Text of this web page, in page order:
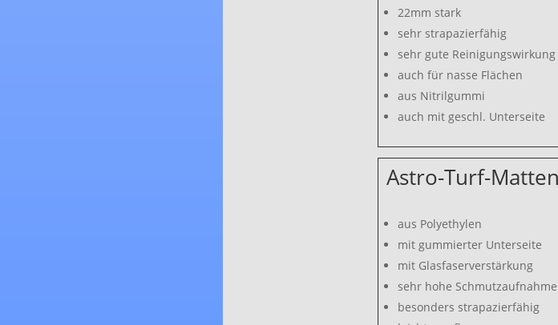
22mm stark
sehr strapazierfähig
sehr gute Reinigungswirkung
auch für nasse Flächen
aus Nitrilgummi
auch mit geschl. Unterseite
Astro-Turf-Matten
aus Polyethylen
mit gummierter Unterseite
mit Glasfaserverstärkung
sehr hohe Schmutzaufnahme
besonders strapazierfähig